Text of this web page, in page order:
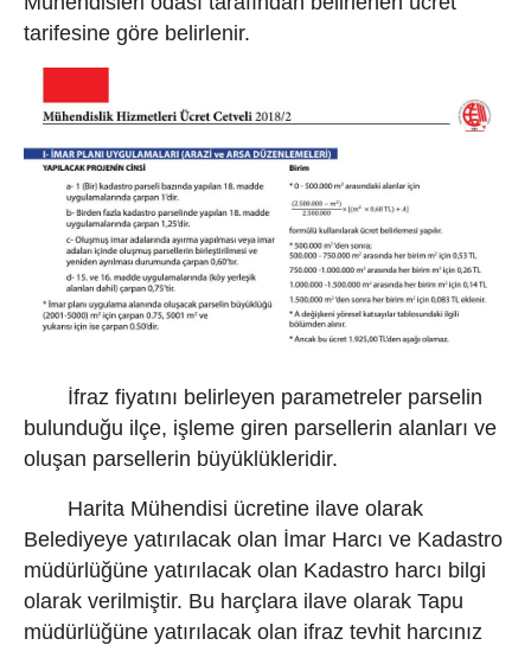
tarifesine göre belirlenir.
İfraz fiyatını belirleyen parametreler parselin
bulunduğu ilçe, işleme giren parsellerin alanları ve
oluşan parsellerin büyüklükleridir.
Harita Mühendisi ücretine ilave olarak
Belediyeye yatırılacak olan İmar Harcı ve Kadastro
müdürlüğüne yatırılacak olan Kadastro harcı bilgi
olarak verilmiştir. Bu harçlara ilave olarak Tapu
müdürlüğüne yatırılacak olan ifraz tevhit harcınız